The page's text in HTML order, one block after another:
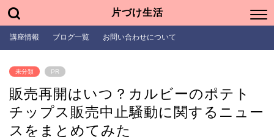
片づけ生活
講座情報 ブログ一覧 お問い合わせについて
未分類 PR
販売再開はいつ？カルビーのポテト
チップス販売中止騒動に関するニュー
スをまとめてみた